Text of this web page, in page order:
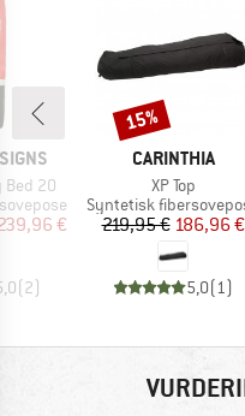
20
pris
€
(2)
MÆRKE
CARINTHIA
Artikel
XP Top
Produktgruppe
Syntetisk
Pris
219,95 € Nedsat
186,96 €
5,0(1)
Rabat
15%